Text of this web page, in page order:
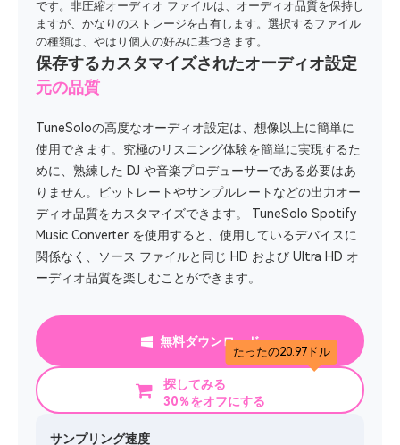
です。非圧縮オーディオ ファイルは、オーディオ品質を保持し
ますが、かなりのストレージを占有します。選択するファイル
の種類は、やはり個人の好みに基づきます。
保存するカスタマイズされたオーディオ設定
元の品質
TuneSoloの高度なオーディオ設定は、想像以上に簡単に
使用できます。究極のリスニング体験を簡単に実現するた
めに、熟練した DJ や音楽プロデューサーである必要はあ
りません。ビットレートやサンプルレートなどの出力オー
ディオ品質をカスタマイズできます。 TuneSolo Spotify
Music Converter を使用すると、使用しているデバイスに
関係なく、ソース ファイルと同じ HD および Ultra HD オ
ーディオ品質を楽しむことができます。
無料ダウンロード
探してみる
30％をオフにする
たったの20.97ドル
サンプリング速度